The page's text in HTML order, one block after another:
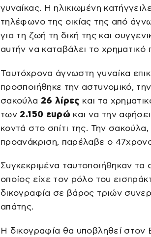
γυναίκας. Η ηλικιωμένη
τηλέφωνο της οικίας της από
για τη ζωή τη δική της και
αυτήν να καταβάλει το
Ταυτόχρονα άγνωστη γυναίκα
προσποιήθηκε την αστυνομικό,
σακούλα 26 λίρες και τα
των 2.150 ευρώ και να την
κοντά στο σπίτι της. Την
προανάκριση, παρέλαβε ο
Συγκεκριμένα ταυτοποιήθηκαν
οποίος είχε τον ρόλο του
δικογραφία σε βάρος τριών
απάτης.
Η δικογραφία θα υποβληθεί στον